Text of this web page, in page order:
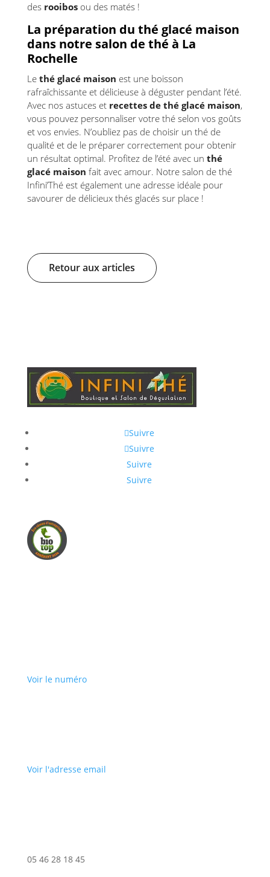
des rooibosou des matés !
La préparation du thé glacé maison
dans notre salon de thé à La
Rochelle
Le thé glacé maison est une boisson
rafraîchissante et délicieuse à déguster pendant l’été.
Avec nos astuces et recettes de thé glacé maison,
vous pouvez personnaliser votre thé selon vos goûts
et vos envies. N’oubliez pas de choisir un thé de
qualité et de le préparer correctement pour obtenir
un résultat optimal. Profitez de l’été avec un thé
glacé maison fait avec amour. Notre salon de thé
Infini’Thé est également une adresse idéale pour
savourer de délicieux thés glacés sur place !
Retour aux articles
Suivre
Suivre
Suivre
Suivre
Voir le numéro
Voir l'adresse email
05 46 28 18 45